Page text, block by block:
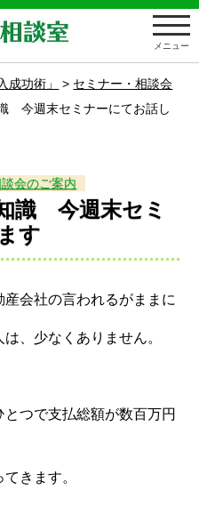
メニュー
成功術」 > セミナー・相談会
今週末セミナーにてお話し
会のご案内
識 今週末セミ
す
会社の言われるがままに
、少なくありません。
つで支払総額が数百万円
きます。